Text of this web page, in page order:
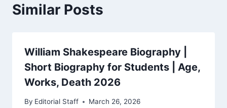
Similar Posts
William Shakespeare Biography |
Short Biography for Students | Age,
Works, Death 2026
By Editorial Staff March 26, 2026